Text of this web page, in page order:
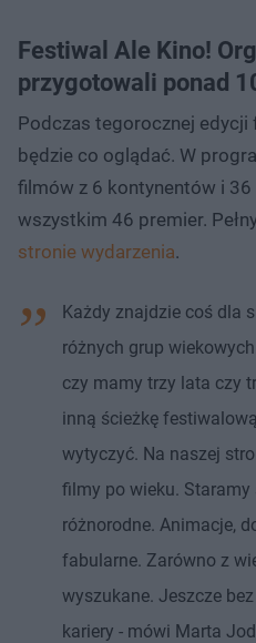
Festiwal Ale Kino!
przygotowali ponad
Podczas tegorocznej
będzie co oglądać. W
filmów z 6 kontynentów i
wszystkim 46 premier.
stronie wydarzenia.
Każdy znajdzie coś dla
różnych grup
czy mamy trzy lata czy
inną ścieżkę
wytyczyć. Na naszej
filmy po wieku. Staramy
różnorodne. Animacje,
fabularne. Zarówno z
wyszukane. Jeszcze
kariery - mówi Marta